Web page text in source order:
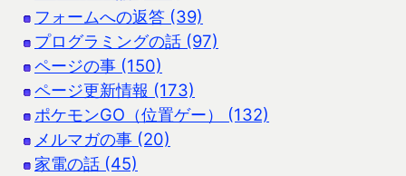
フォームへの返答 (39)
プログラミングの話 (97)
ページの事 (150)
ページ更新情報 (173)
ポケモンGO（位置ゲー） (132)
メルマガの事 (20)
家電の話 (45)